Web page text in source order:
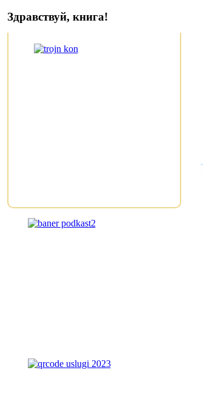
Здравствуй, книга!